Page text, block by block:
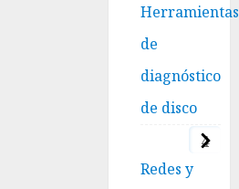
Herramientas
de
diagnóstico
de disco
4
Redes y